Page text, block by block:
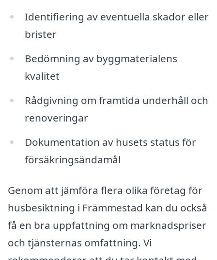
Identifiering av eventuella skador eller
brister
Bedömning av byggmaterialens
kvalitet
Rådgivning om framtida underhåll och
renoveringar
Dokumentation av husets status för
försäkringsändamål
Genom att jämföra flera olika företag för
husbesiktning i Främmestad kan du också
få en bra uppfattning om marknadspriser
och tjänsternas omfattning. Vi